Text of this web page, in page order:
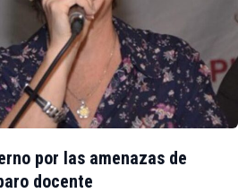
por las amenazas de
docente